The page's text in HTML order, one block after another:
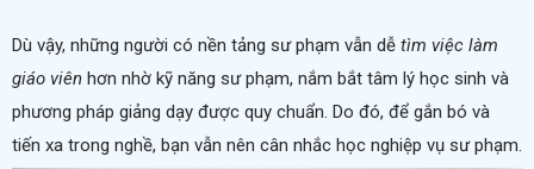
Dù vậy, những người có nền tảng sư phạm vẫn dễ tìm việc làm
giáo viên hơn nhờ kỹ năng sư phạm, nắm bắt tâm lý học sinh và
phương pháp giảng dạy được quy chuẩn. Do đó, để gắn bó và
tiến xa trong nghề, bạn vẫn nên cân nhắc học nghiệp vụ sư phạm.